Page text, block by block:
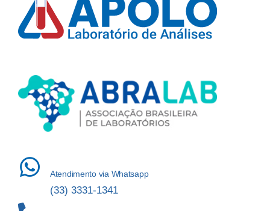
Atendimento via Whatsapp
(33) 3331-1341